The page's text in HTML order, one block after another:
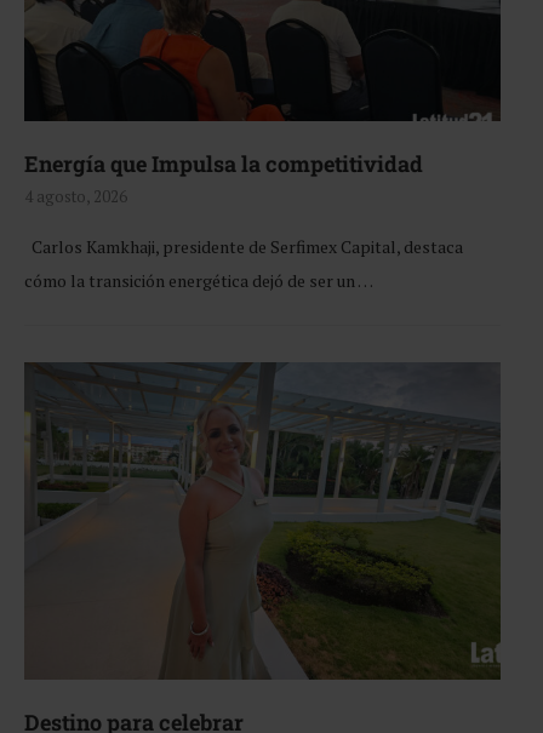
Energía que Impulsa la competitividad
4 agosto, 2026
Carlos Kamkhaji, presidente de Serfimex Capital, destaca
cómo la transición energética dejó de ser un …
Destino para celebrar